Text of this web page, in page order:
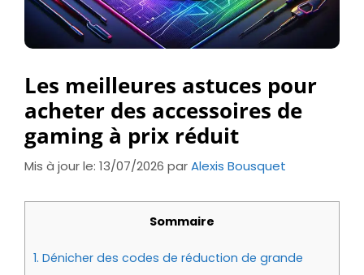
Les meilleures astuces pour
acheter des accessoires de
gaming à prix réduit
Mis à jour le: 13/07/2026 parAlexis Bousquet
Sommaire
1. Dénicher des codes de réduction de grande